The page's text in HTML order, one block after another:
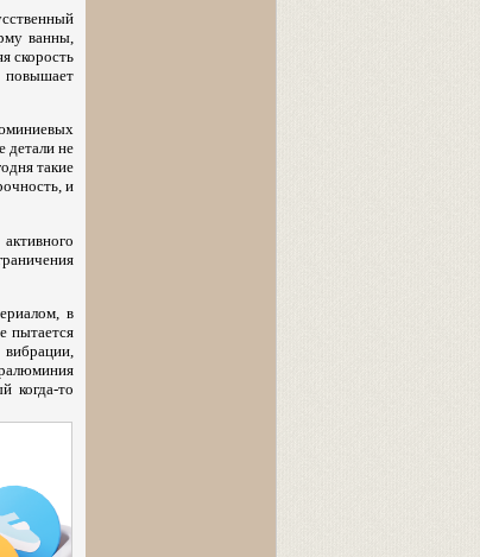
ванны,
скорость
повышает
детали не
такие
и
в
пытается
когда-то